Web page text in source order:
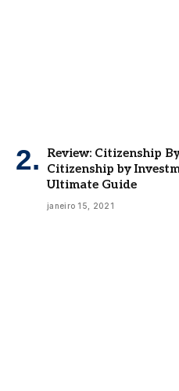
Review: Citizenship
Citizenship by
Ultimate Guide
janeiro 15, 2021